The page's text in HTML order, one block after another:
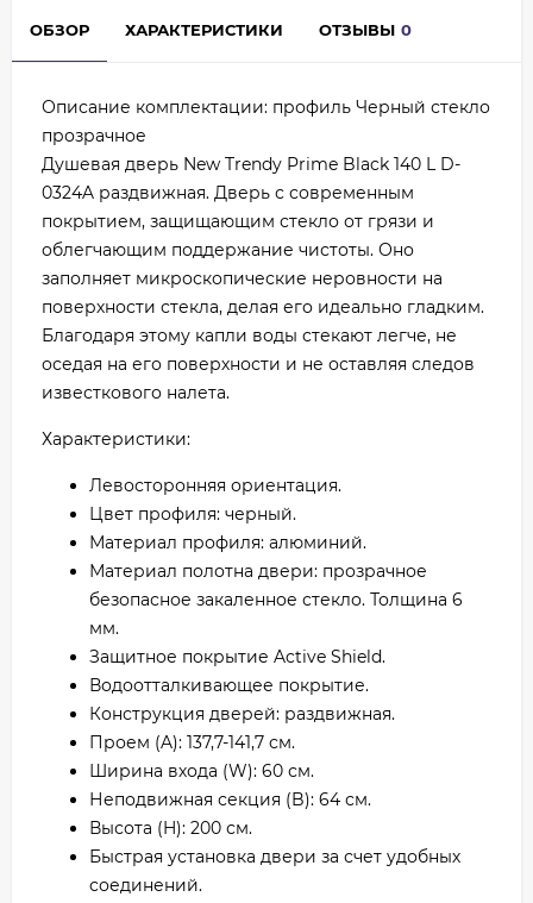
ОБЗОР ХАРАКТЕРИСТИКИ ОТЗЫВЫ 0
Описание комплектации: профиль Черный стекло
прозрачное
Душевая дверь New Trendy Prime Black 140 L D-
0324A раздвижная. Дверь с современным
покрытием, защищающим стекло от грязи и
облегчающим поддержание чистоты. Оно
заполняет микроскопические неровности на
поверхности стекла, делая его идеально гладким.
Благодаря этому капли воды стекают легче, не
оседая на его поверхности и не оставляя следов
известкового налета.
Характеристики:
Левосторонняя ориентация.
Цвет профиля: черный.
Материал профиля: алюминий.
Материал полотна двери: прозрачное
безопасное закаленное стекло. Толщина 6
мм.
Защитное покрытие Active Shield.
Водоотталкивающее покрытие.
Конструкция дверей: раздвижная.
Проем (A): 137,7-141,7 см.
Ширина входа (W): 60 см.
Неподвижная секция (B): 64 см.
Высота (H): 200 см.
Быстрая установка двери за счет удобных
соединений.